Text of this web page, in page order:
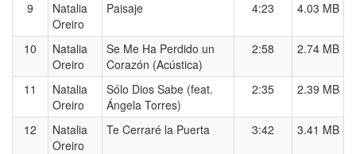
9
Natalia
Oreiro
Paisaje 4:23 4.03 MB
10
Natalia
Oreiro
Se Me Ha Perdido un
Corazón (Acústica)
2:58 2.74 MB
11
Natalia
Oreiro
Sólo Dios Sabe (feat.
Ángela Torres)
2:35 2.39 MB
12
Natalia
Oreiro
Te Cerraré la Puerta 3:42 3.41 MB